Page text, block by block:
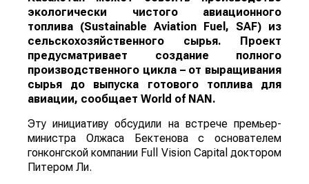
экологически чистого авиационного
топлива (Sustainable Aviation Fuel, SAF) из
сельскохозяйственного сырья. Проект
предусматривает создание полного
производственного цикла – от выращивания
сырья до выпуска готового топлива для
авиации, сообщает World of NAN.
Эту инициативу обсудили на встрече премьер-
министра Олжаса Бектенова с основателем
гонконгской компании Full Vision Capital доктором
Питером Ли.